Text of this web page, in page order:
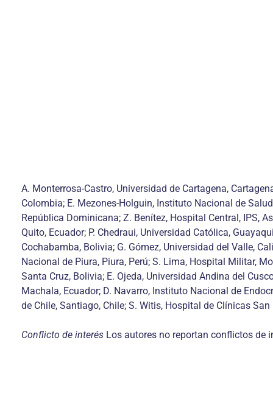
A. Monterrosa-Castro, Universidad de Cartagena,
Colombia; E. Mezones-Holguin, Instituto Nacional de
República Dominicana; Z. Benítez, Hospital Central, IPS,
Quito, Ecuador; P. Chedraui, Universidad Católica,
Cochabamba, Bolivia; G. Gómez, Universidad del Valle,
Nacional de Piura, Piura, Perú; S. Lima, Hospital Militar,
Santa Cruz, Bolivia; E. Ojeda, Universidad Andina del
Machala, Ecuador; D. Navarro, Instituto Nacional de
de Chile, Santiago, Chile; S. Witis, Hospital de Clínicas
Conflicto de interés Los autores no reportan conflictos de